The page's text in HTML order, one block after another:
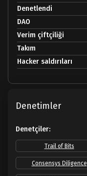
Denetlendi
DAO
Verim çiftçiliği
Takım
Hacker saldırıları
Denetimler
Denetçiler:
Trail of Bits
Consensys Diligence